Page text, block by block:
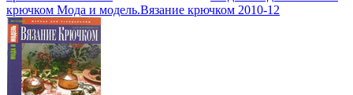
крючком Мода и модель.Вязание крючком 2010-12